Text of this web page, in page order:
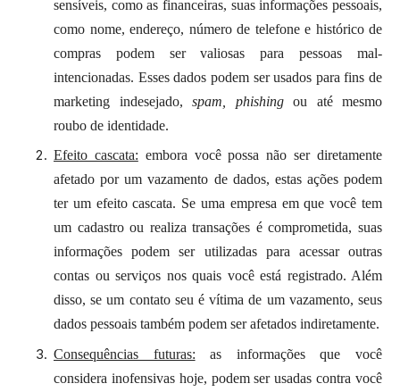
sensíveis, como as financeiras, suas informações pessoais,
como nome, endereço, número de telefone e histórico de
compras podem ser valiosas para pessoas mal-
intencionadas. Esses dados podem ser usados para fins de
marketing indesejado, spam, phishingou até mesmo
roubo de identidade.
Efeito cascata: embora você possa não ser diretamente
afetado por um vazamento de dados, estas ações podem
ter um efeito cascata. Se uma empresa em que você tem
um cadastro ou realiza transações é comprometida, suas
informações podem ser utilizadas para acessar outras
contas ou serviços nos quais você está registrado. Além
disso, se um contato seu é vítima de um vazamento, seus
dados pessoais também podem ser afetados indiretamente.
Consequências futuras: as informações que você
considera inofensivas hoje, podem ser usadas contra você